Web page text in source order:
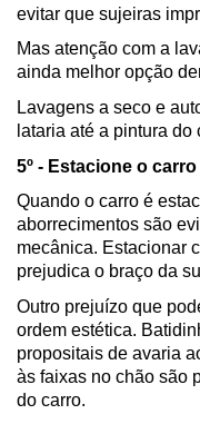
evitar que sujeiras
Mas atenção com a
ainda melhor opção
Lavagens a seco e
lataria até a pintura do
5º - Estacione o
Quando o carro é
aborrecimentos são
mecânica. Estacionar
prejudica o braço da
Outro prejuízo que
ordem estética.
propositais de avaria
às faixas no chão são
do carro.